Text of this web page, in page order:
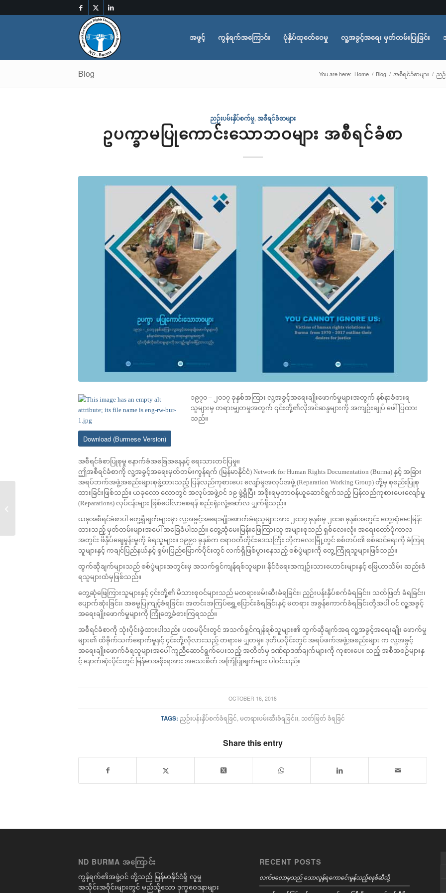
အဖွင့် ကွန်ရက်အကြောင်း ပုံနှိပ်ထုတ်ေဝေမှု လူ့အခွင့်အရေး မှတ်တမ်းပြုခြင်း
Blog You are here: Home / Blog / အစီရင်ခံစာများ / ညဉ်
ညဉ်းပမ်းနှိပ်စက်မှု,အစီရင်ခံစာများ
ဥပက္ခာမပြုကောင်းသောဘဝများ အစီရင်ခံစာ
၁၉၇၀ – ၂၀၁၇ ခုနှစ်အကြား လူ့အခွင့်အရေးချိုးဖောက်မှုများအတွက် နစ်နာခံစားရ
သူများမှ တရားမျှတမှုအတွက် ၎င်းတို့၏လိုအင်ဆန္ဒများကို အကျဉ်းချုပ် ဖေါ်ပြထား
သည်။
Download (Burmese Version)
အစီရင်ခံစာပြုစုမှု နောက်ခံအခြေအနေနှင့် ရေးသားတင်ပြမှု။
ဤအစီရင်ခံစာကို လူ့အခွင့်အရေးမှတ်တမ်းကွန်ရက် (မြန်မာနိုင်ငံ) Network for Human Rights Documentation (Burma) နှင့် အခြား
အရပ်ဘက်အဖွဲ့အစည်းများစုဖွဲ့ထားသည့် ပြန်လည်ကုစားပေး လျော်မှုအလုပ်အဖွဲ့ (Reparation Working Group) တို့မှ စုစည်းပြုစု
ထားခြင်းဖြစ်သည်။ ယခုလော လောတွင် အလုပ်အဖွဲ့ဝင် ၁၉ ဖွဲ့ရှိပြီး အစိုးရမှတာဝန်ယူဆောင်ရွက်သည့် ပြန်လည်ကုစားပေးလျော်မှု
(Reparations) လုပ်ငန်းများ ဖြစ်ပေါ်လာစေရန် စည်းရုံးလှုံ့ဆော်လ ျှက်ရှိသည်။
ယခုအစီရင်ခံစာပါ တွေ့ရှိချက်များမှာ လူ့အခွင့်အရေးချိုးဖောက်ခံရသူများအား ၂၀၁၇ ခုနှစ်မှ ၂၀၁၈ ခုနှစ်အတွင်း တွေ့ဆုံမေးမြန်း
ထားသည့် မှတ်တမ်းများအပေါ် အခြေခံပါသည်။ တွေ့ဆုံမေးမြန်းဖြေကြားသူ အများစုသည် ရှစ်လေးလုံး အရေးတော်ပုံကာလ
အတွင်း ဖိနှိပ်ချေမှုန်းမှုကို ခံရသူများ။ ၁၉၉၁ ခုနှစ်က ဧရာဝတီတိုင်းဒေသကြီး ဘိုကလေးမြို့တွင် စစ်တပ်၏ စစ်ဆင်ရေးကို ခံကြရ
သူများနှင့် ကချင်ပြည်နယ်နှင့် ရှမ်းပြည်မြောက်ပိုင်းတွင် လက်ရှိဖြစ်ပွားနေသည့် စစ်ပွဲများကို တွေ့ကြုံရသူများဖြစ်သည်။
ထွက်ဆိုချက်များသည် စစ်ပွဲများအတွင်းမှ အသက်ရှင်ကျန်ရစ်သူများ၊ နိုင်ငံရေးအကျဉ်းသားဟောင်းများနှင့် မြေယာသိမ်း ဆည်းခံ
ရသူများထံမှဖြစ်သည်။
တွေ့ဆုံဖြေကြားသူများနှင့် ၄င်းတို့၏ မိသားစုဝင်များသည် မတရားဖမ်းဆီးခံရခြင်း၊ ညှဉ်းပန်းနှိပ်စက်ခံရခြင်း၊ သတ်ဖြတ် ခံရခြင်း၊
ပျောက်ဆုံးခြင်း၊ အဓမ္မပြုကျင့်ခံရခြင်း၊ အတင်းအကြပ်ရွှေ့ပြောင်းခံရခြင်းနှင့် မတရား အခွန်ကောက်ခံရခြင်းတို့အပါ ဝင် လူ့အခွင့်
အရေးချိုးဖောက်မှုများကို ကြုံတွေ့ခံစားကြရသည်။
အစီရင်ခံစာကို သုံးပိုင်းခွဲထားပါသည်။ ပထမပိုင်းတွင် အသက်ရှင်ကျန်ရစ်သူများ၏ ထွက်ဆိုချက်အရ လူ့အခွင့်အရေးချိုး ဖောက်မှု
များ၏ ထိခိုက်သက်ရောက်မှုနှင့် ၄င်းတို့လိုလားသည့် တရားမ ျှတမှု။ ဒုတိယပိုင်းတွင် အရပ်ဖက်အဖွဲ့အစည်းများ က လူ့အခွင့်
အရေးချိုးဖောက်ခံရသူများအပေါ် ကူညီဆောင်ရွက်ပေးသည့် အတိတ်မှ ဒဏ်ရာဒဏ်ချက်များကို ကုစားပေး သည့် အစီအစဉ်များနှ
င့် နောက်ဆုံးပိုင်းတွင် မြန်မာအစိုးရအား အသေးစိတ် အကြံပြုချက်များ ပါဝင်သည်။
OCTOBER 16, 2018
TAGS: ညှဉ်းပန်းနှိပ်စက်ခံရခြင်,မတရားဖမ်းဆီးခံရခြင်း၊, သတ်ဖြတ် ခံရခြင်
Share this entry
ND BURMA အကြောင်း
ကွန်ရက်၏အဖွဲ့ဝင် တို့သည် မြန်မာနိုင်ငံရှိ လူမှု
အသိုင်းအဝိုင်းများတွင် မည်သို့သော ဒုက္ခဝေဒနာများ
RECENT POSTS
လက်ဗလောမှသည် သောလွန်ရကောင်ေးမွန်သည့်စနစ်ဆီသို့
လူ့အခွင့်အရေးရှေ့နေနဲ့
ဝန်းရံသူတို့ကိုထောင်ချတဲ့